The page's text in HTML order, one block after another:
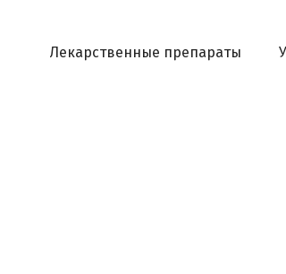
Лекарственные препараты